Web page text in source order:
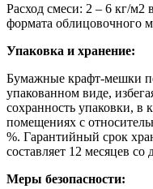
Расход смеси: 2 – 6 кг/
формата облицовочного
Упаковка и хранение:
Бумажные крафт-мешки
упакованном виде,
сохранность упаковки, в
помещениях с
%. Гарантийный срок
составляет 12 месяцев со
Меры безопасности: